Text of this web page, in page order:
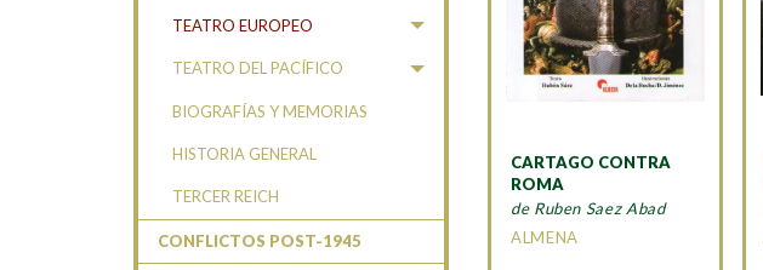
CARTAGO CONTRA
ROMA
de Ruben Saez Abad
ALMENA
TEATRO EUROPEO
TEATRO DEL PACÍFICO
BIOGRAFÍAS Y MEMORIAS
HISTORIA GENERAL
TERCER REICH
CONFLICTOS POST-1945